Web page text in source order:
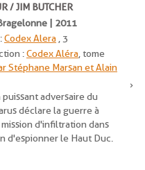
/ JIM BUTCHER
| 2011
Codex Alera , 3
:Codex Aléra , tome
Stéphane Marsan et Alain
adversaire du
déclare la guerre à
d'infiltration dans
d'espionner le Haut Duc.